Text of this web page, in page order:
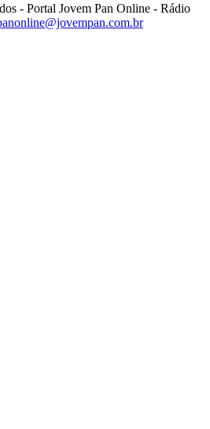
- Portal Jovem Pan Online - Rádio